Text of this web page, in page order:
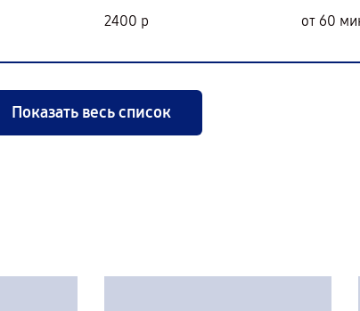
2400 р от 60
Показать весь список